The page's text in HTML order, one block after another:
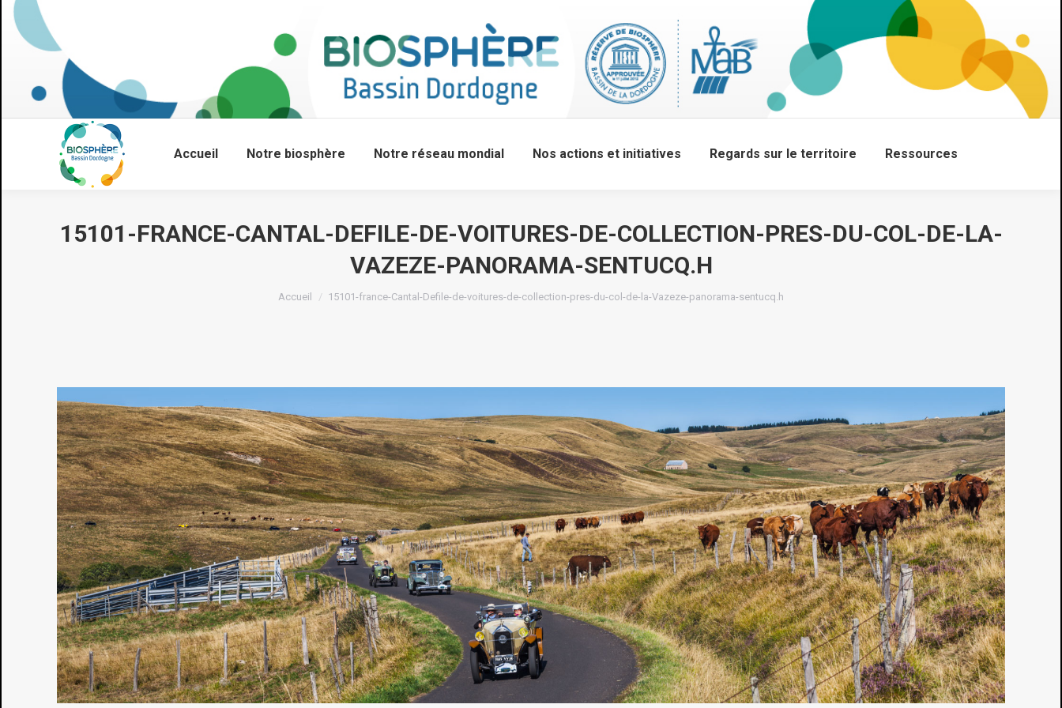
Accueil Notre biosphère Notre réseau mondial Nos actions et initiatives Regards sur le territoire Ressources
15101-FRANCE-CANTAL-DEFILE-DE-VOITURES-DE-COLLECTION-PRES-DU-COL-DE-LA-
VAZEZE-PANORAMA-SENTUCQ.H
Accueil 15101-france-Cantal-Defile-de-voitures-de-collection-pres-du-col-de-la-Vazeze-panorama-sentucq.h